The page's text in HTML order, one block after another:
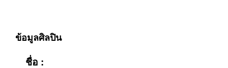
ข้อมูลศิลปิน
ชื่อ :